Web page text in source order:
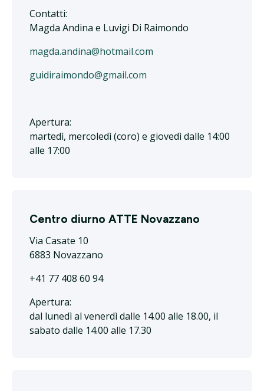
Contatti:
Magda Andina e Luvigi Di Raimondo
magda.andina@hotmail.com
guidiraimondo@gmail.com
Apertura:
martedì, mercoledì (coro) e giovedì dalle 14:00
alle 17:00
Centro diurno ATTE Novazzano
Via Casate 10
6883 Novazzano
+41 77 408 60 94
Apertura:
dal lunedì al venerdì dalle 14.00 alle 18.00, il
sabato dalle 14.00 alle 17.30